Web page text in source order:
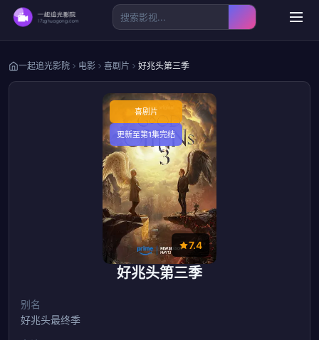
一起追光影院 电影 喜剧片 好兆头第三季
喜剧片
更新至第1集完结
7.4
好兆头第三季
别名
好兆头最终季